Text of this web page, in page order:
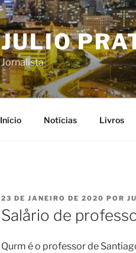
JULIO
Jornalista
Início Notícias Livros
PUBLICADO
EM
23 DE JANEIRO DE 2020 POR
Salårio de
Qurm é o professor de